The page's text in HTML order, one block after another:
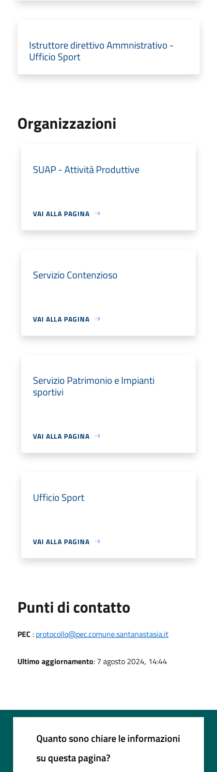
Istruttore direttivo Ammnistrativo -
Ufficio Sport
Organizzazioni
SUAP - Attività Produttive
VAI ALLA PAGINA
Servizio Contenzioso
VAI ALLA PAGINA
Servizio Patrimonio e Impianti
sportivi
VAI ALLA PAGINA
Ufficio Sport
VAI ALLA PAGINA
Punti di contatto
PEC : protocollo@pec.comune.santanastasia.it
Ultimo aggiornamento: 7 agosto 2024, 14:44
Quanto sono chiare le informazioni
su questa pagina?